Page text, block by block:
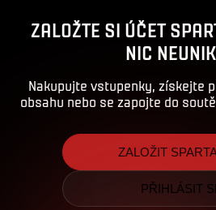
ZALOŽTE SI ÚČET
NIC
Nakupujte vstupenky, získejte
obsahu nebo se zapojte do
ZALOŽIT
PŘIHLÁSIT